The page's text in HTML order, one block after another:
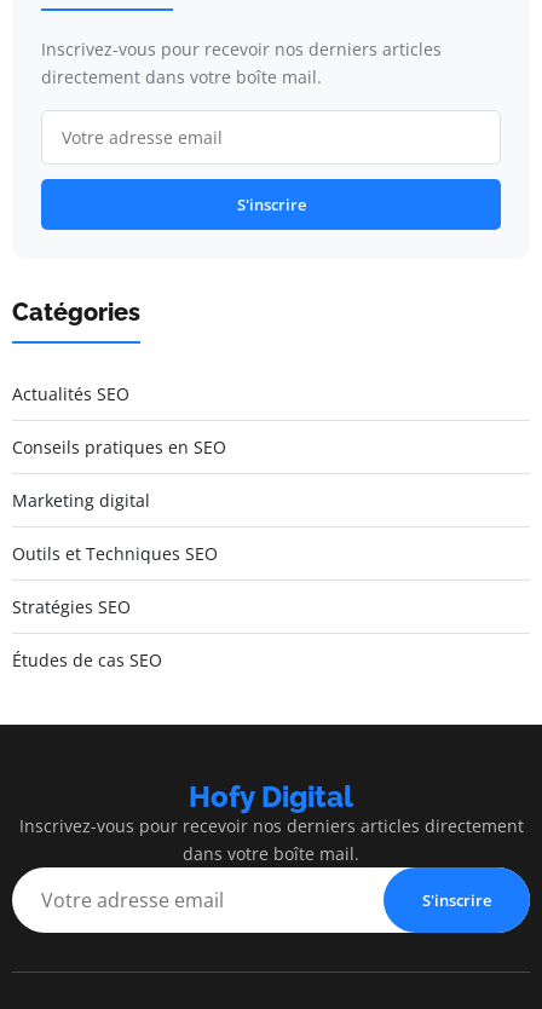
Inscrivez-vous pour recevoir nos derniers articles
directement dans votre boîte mail.
S'inscrire
Catégories
Actualités SEO
Conseils pratiques en SEO
Marketing digital
Outils et Techniques SEO
Stratégies SEO
Études de cas SEO
Hofy Digital
Inscrivez-vous pour recevoir nos derniers articles directement
dans votre boîte mail.
S'inscrire